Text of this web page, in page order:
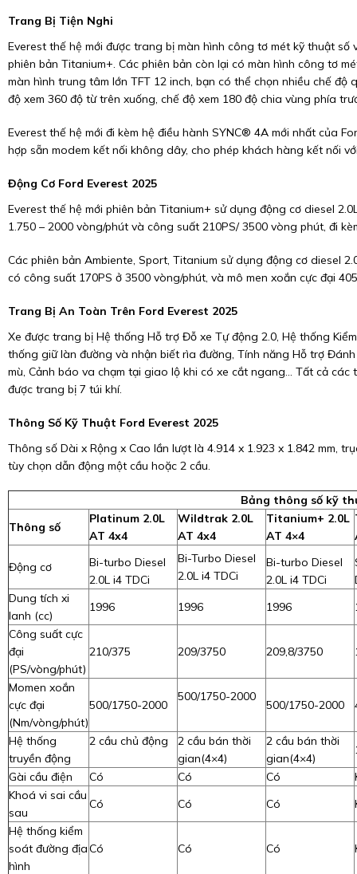
Trang Bị Tiện Nghi
Everest thế hệ mới được trang bị màn hình công tơ mét kỹ thuật
phiên bản Titanium+. Các phiên bản còn lại có màn hình công tơ
màn hình trung tâm lớn TFT 12 inch, bạn có thể chọn nhiều chế
độ xem 360 độ từ trên xuống, chế độ xem 180 độ chia vùng phía
Everest thế hệ mới đi kèm hệ điều hành SYNC® 4A mới nhất của
hợp sẵn modem kết nối không dây, cho phép khách hàng kết nối
Động Cơ Ford Everest 2025
Everest thế hệ mới phiên bản Titanium+ sử dụng động cơ diesel
1.750 – 2000 vòng/phút và công suất 210PS/ 3500 vòng phút, đi
Các phiên bản Ambiente, Sport, Titanium sử dụng động cơ diesel
có công suất 170PS ở 3500 vòng/phút, và mô men xoắn cực đại
Trang Bị An Toàn Trên Ford Everest 2025
Xe được trang bị Hệ thống Hỗ trợ Đỗ xe Tự động 2.0, Hệ thống
thống giữ làn đường và nhận biết rìa đường, Tính năng Hỗ trợ
mù, Cảnh báo va chạm tại giao lộ khi có xe cắt ngang… Tất cả
được trang bị 7 túi khí.
Thông Số Kỹ Thuật Ford Everest 2025
Thông số Dài x Rộng x Cao lần lượt là 4.914 x 1.923 x 1.842 mm,
tùy chọn dẫn động một cầu hoặc 2 cầu.
Bảng thông số kỹ
Thông số
Platinum 2.0L
AT 4x4
Wildtrak 2.0L
AT 4x4
Titanium+ 2.0L
AT 4×4
Động cơ
Bi-turbo Diesel
2.0L i4 TDCi
Bi-Turbo Diesel
2.0L i4 TDCi
Bi-turbo Diesel
2.0L i4 TDCi
Dung tích xi
lanh (cc)
1996 1996 1996
Công suất cực
đại
(PS/vòng/phút)
210/375 209/3750 209,8/3750
Momen xoắn
cực đại
(Nm/vòng/phút)
500/1750-2000
500/1750-2000
500/1750-2000
Hệ thống
truyền động
2 cầu chủ động
2 cầu bán thời
gian(4×4)
2 cầu bán thời
gian(4×4)
Gài cầu điện
Có Có Có
Khoá vi sai cầu
sau
Có Có Có
Hệ thống kiểm
soát đường địa
hình
Có Có Có